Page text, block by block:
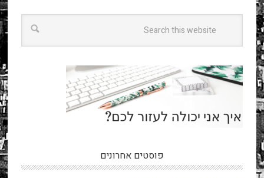
פוסטים אחרונים